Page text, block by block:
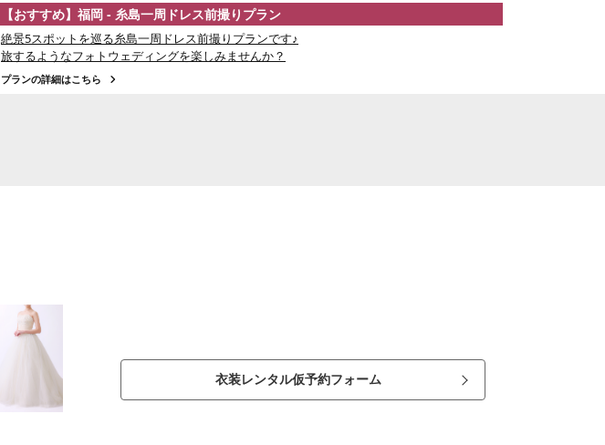
【おすすめ】福岡 - 糸島一周ドレス前撮りプラン
絶景5スポットを巡る糸島一周ドレス前撮りプランです♪
旅するようなフォトウェディングを楽しみませんか？
プランの詳細はこちら
衣装レンタル仮予約フォーム